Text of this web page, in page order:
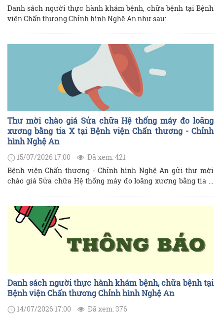
Danh sách người thực hành khám bệnh, chữa bệnh tại Bệnh
viện Chấn thương Chỉnh hình Nghệ An như sau:
Thư mời chào giá Sửa chữa Hệ thống máy đo loãng
xương bằng tia X tại Bệnh viện Chấn thương - Chỉnh
hình Nghệ An
15/07/2026 17:00
Đã xem: 421
Bệnh viện Chấn thương - Chỉnh hình Nghệ An gửi thư mời
chào giá Sửa chữa Hệ thống máy đo loãng xương bằng tia X
Danh sách người thực hành khám bệnh, chữa bệnh tại
Bệnh viện Chấn thương Chỉnh hình Nghệ An
14/07/2026 17:00 Đã xem: 376